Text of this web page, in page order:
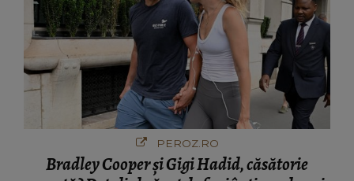
PEROZ.RO
Bradley Cooper și Gigi Hadid, căsătorie